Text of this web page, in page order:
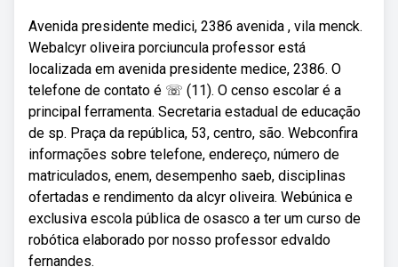
Avenida presidente medici, 2386 avenida , vila menck.
Webalcyr oliveira porciuncula professor está
localizada em avenida presidente medice, 2386. O
telefone de contato é ☏ (11). O censo escolar é a
principal ferramenta. Secretaria estadual de educação
de sp. Praça da república, 53, centro, são. Webconfira
informações sobre telefone, endereço, número de
matriculados, enem, desempenho saeb, disciplinas
ofertadas e rendimento da alcyr oliveira. Webúnica e
exclusiva escola pública de osasco a ter um curso de
robótica elaborado por nosso professor edvaldo
fernandes.